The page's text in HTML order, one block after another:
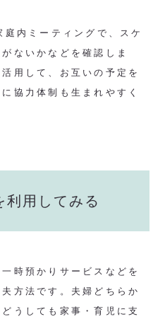
内ミーティングで、スケ
ないかなどを確認しま
用して、お互いの予定を
協力体制も生まれやすく
利用してみる
時預かりサービスなどを
方法です。夫婦どちらか
うしても家事・育児に支